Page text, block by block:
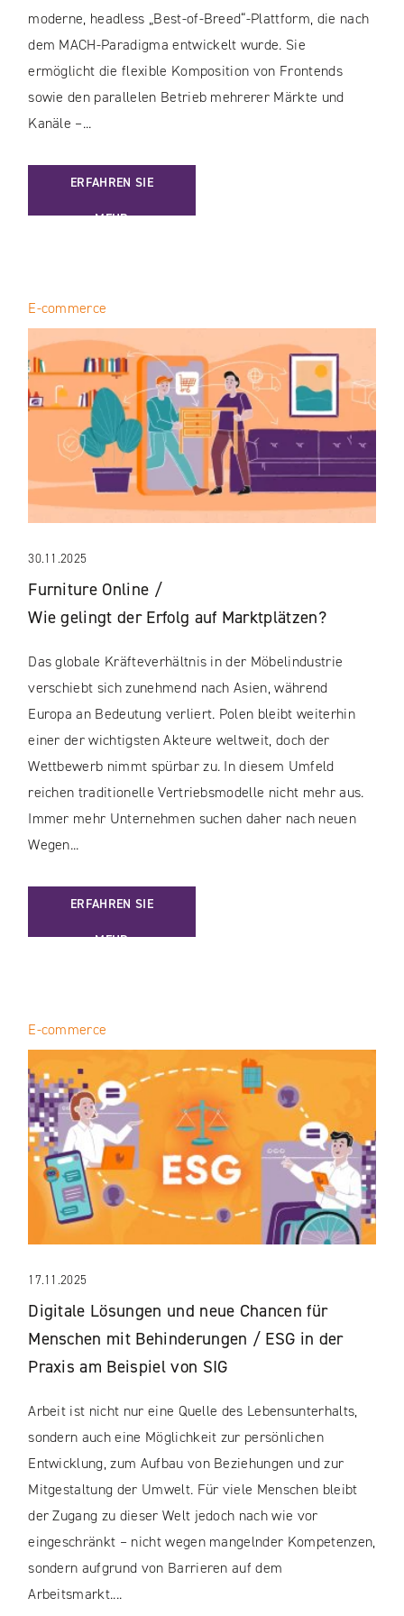
moderne, headless „Best-of-Breed“-Plattform, die nach
dem MACH-Paradigma entwickelt wurde. Sie
ermöglicht die flexible Komposition von Frontends
sowie den parallelen Betrieb mehrerer Märkte und
Kanäle –...
ERFAHREN SIE
MEHR
: COMMERCE READY PLATFORM FÜR HERSTELLER
30.11.2025
Furniture Online /
Wie gelingt der Erfolg auf Marktplätzen?
E-commerce
Das globale Kräfteverhältnis in der Möbelindustrie
verschiebt sich zunehmend nach Asien, während
Europa an Bedeutung verliert. Polen bleibt weiterhin
einer der wichtigsten Akteure weltweit, doch der
Wettbewerb nimmt spürbar zu. In diesem Umfeld
reichen traditionelle Vertriebsmodelle nicht mehr aus.
Immer mehr Unternehmen suchen daher nach neuen
Wegen...
ERFAHREN SIE
MEHR
: FURNITURE ONLINE / WIE GELINGT DER ERFOLG AUF
17.11.2025
Digitale Lösungen und neue Chancen für
Menschen mit Behinderungen / ESG in der
Praxis am Beispiel von SIG
E-commerce
Arbeit ist nicht nur eine Quelle des Lebensunterhalts,
sondern auch eine Möglichkeit zur persönlichen
Entwicklung, zum Aufbau von Beziehungen und zur
Mitgestaltung der Umwelt. Für viele Menschen bleibt
der Zugang zu dieser Welt jedoch nach wie vor
eingeschränkt – nicht wegen mangelnder Kompetenzen,
sondern aufgrund von Barrieren auf dem
Arbeitsmarkt....